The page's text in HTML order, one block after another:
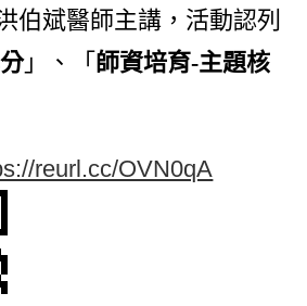
伯斌醫師主講，活動認列
」、「 師資培育-主題核
reurl.cc/OVN0qA